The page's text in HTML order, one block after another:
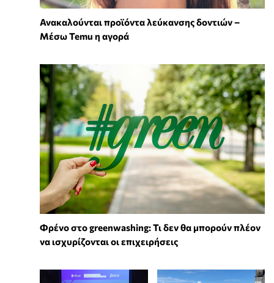
Ανακαλούνται προϊόντα λεύκανσης δοντιών –
Μέσω Temu η αγορά
Φρένο στο greenwashing: Τι δεν θα μπορούν πλέον
να ισχυρίζονται οι επιχειρήσεις